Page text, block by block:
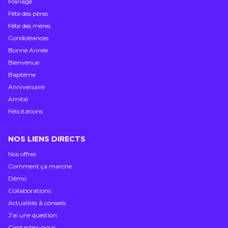
Fête des pères
Fête des mères
Condoléances
Bonne Année
Bienvenue
Baptême
Anniversaire
Amitié
Félicitations
NOS LIENS DIRECTS
Nos offres
Comment ça marche
Démo
Collaborations
Actualités & conseils
J'ai une question